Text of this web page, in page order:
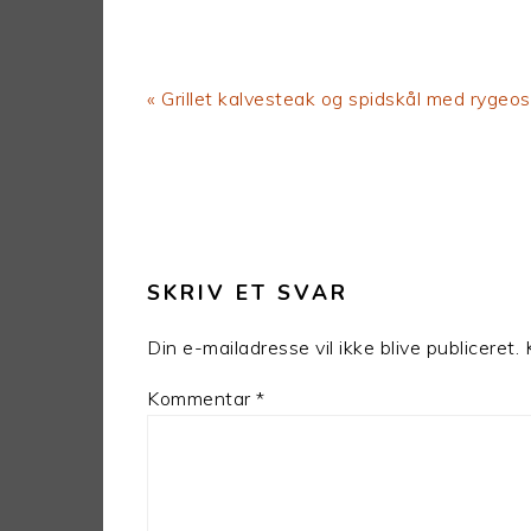
Previous
« Grillet kalvesteak og spidskål med
SKRIV ET SVAR
Din e-mailadresse vil ikke blive publiceret.
Kommentar *